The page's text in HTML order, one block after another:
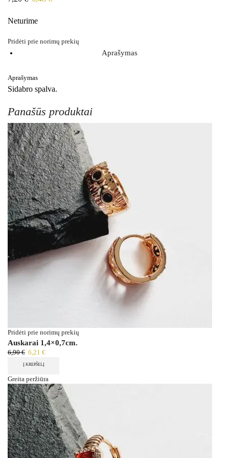
Neturime
Pridėti prie norimų prekių
Aprašymas
Aprašymas
Sidabro spalva.
Panašūs produktai
Pridėti prie norimų prekių
Auskarai 1,4×0,7cm.
6,90€ 6,21 €
Į KREPŠELĮ
Greita peržiūra